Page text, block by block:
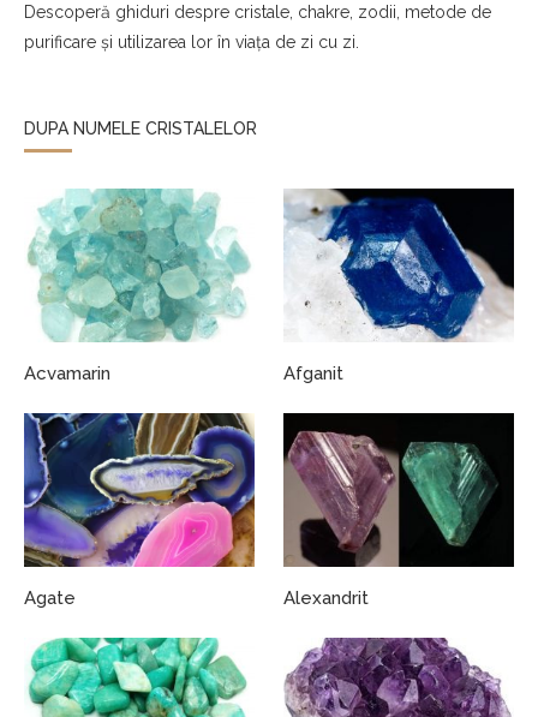
Descoperă ghiduri despre cristale, chakre, zodii, metode de
purificare și utilizarea lor în viața de zi cu zi.
DUPA NUMELE CRISTALELOR
Acvamarin Afganit
Agate Alexandrit